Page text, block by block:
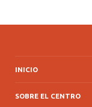
INICIO
SOBRE EL CENTRO